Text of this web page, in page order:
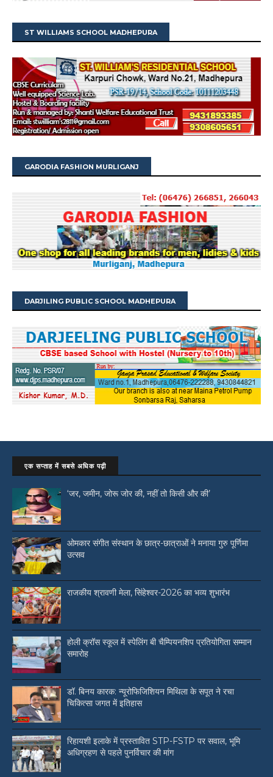
ST WILLIAMS SCHOOL MADHEPURA
GARODIA FASHION MURLIGANJ
DARJILING PUBLIC SCHOOL MADHEPURA
एक सप्ताह में सबसे अधिक पढ़ी
‘जर, जमीन, जोरू जोर की, नहीं तो किसी और की’
ओमकार संगीत संस्थान के छात्र-छात्राओं ने मनाया गुरु पूर्णिमा
उत्सव
राजकीय श्रावणी मेला, सिंहेश्वर-2026 का भव्य शुभारंभ
होली क्रॉस स्कूल में स्पेलिंग बी चैम्पियनशिप प्रतियोगिता सम्मान
समारोह
डॉ. बिनय कारक: न्यूरोफिजिशियन मिथिला के सपूत ने रचा
चिकित्सा जगत में इतिहास
रिहायशी इलाके में प्रस्तावित STP-FSTP पर सवाल, भूमि
अधिग्रहण से पहले पुनर्विचार की मांग